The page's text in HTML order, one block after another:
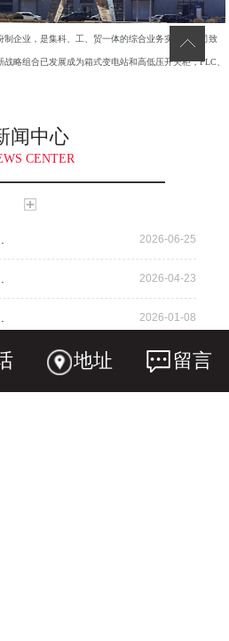
企业，是集科、工、贸一体的综合业务实体。公司致
略组合已发展成为箱式变电站和高低压开关柜，PLC、
闻中心
CENTER
2026-06-25
2026-04-23
2026-01-08
2025-09-30
地址 留言